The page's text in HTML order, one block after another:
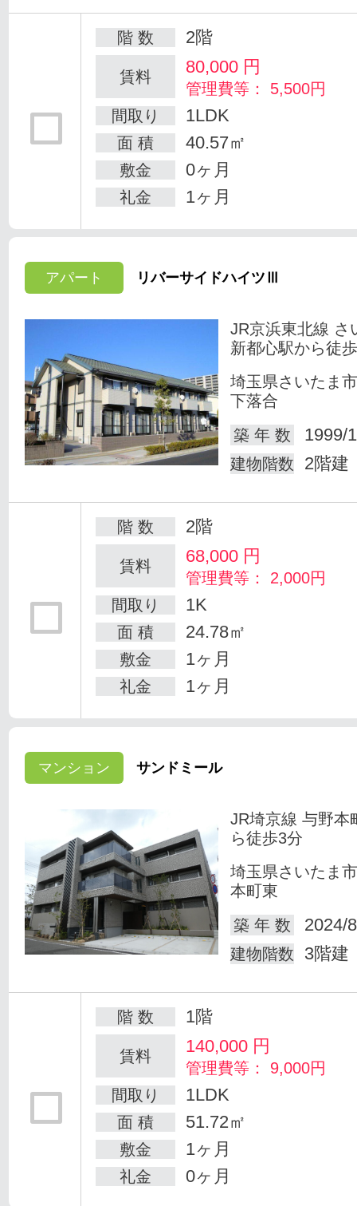
階 数 2階
賃料 80,000 円
管理費等： 5,500円
間取り
1LDK
面 積 40.57㎡
敷金 0ヶ月
礼金 1ヶ月
アパート リバーサイドハイツⅢ
JR京浜東北線 さ
新都心駅から徒
埼玉県さいたま
下落合
築 年 数
1999/
建物階数 2階建
階 数 2階
賃料 68,000 円
管理費等： 2,000円
間取り
1K
面 積 24.78㎡
敷金 1ヶ月
礼金 1ヶ月
マンション サンドミール
JR埼京線 与野本
ら徒歩3分
埼玉県さいたま
本町東
築 年 数
2024/
建物階数 3階建
階 数 1階
賃料 140,000 円
管理費等： 9,000円
間取り
1LDK
面 積 51.72㎡
敷金 1ヶ月
礼金 0ヶ月